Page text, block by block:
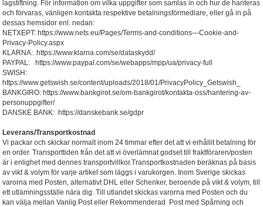
lagstiftning. För information om vilka uppgifter som samlas in och hur de hanteras
och förvaras, vänligen kontakta respektive betalningsförmedlare, eller gå in på
dessas hemsidor enl. nedan:
NETXEPT: https://www.nets.eu/Pages/Terms-and-conditions---Cookie-and-
Privacy-Policy.aspx
KLARNA: https://www.klarna.com/se/dataskydd/
PAYPAL: https://www.paypal.com/se/webapps/mpp/ua/privacy-full
SWISH:
https://www.getswish.se/content/uploads/2018/01/PrivacyPolicy_Getswish_
BANKGIRO: https://www.bankgirot.se/om-bankgirot/kontakta-oss/hantering-av-
personuppgifter/
DANSKE BANK: https://danskebank.se/gdpr
Leverans/Transportkostnad
Vi packar och skickar normalt inom 24 timmar efter det att vi erhållit betalning för
en order. Transporttiden från det att vi överlämnat godset till fraktföraren/posten
är i enlighet med dennes transportvillkor.Transportkostnaden beräknas på basis
av vikt & volym för varje artikel som läggs i varukorgen. Inom Sverige skickas
varorna med Posten, alternativt DHL eller Schenker, beroende på vikt & volym, till
ett utlämningsställe nära dig. Till utlandet skickas varorna med Posten och du
kan välja mellan Vanlig Post eller Rekommenderad Post med Spårning och